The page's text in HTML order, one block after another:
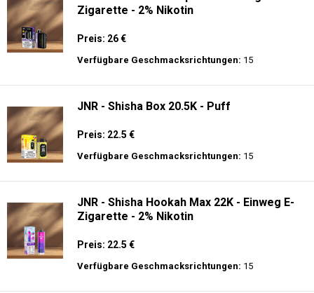
Zigarette - 2% Nikotin
Preis: 26 €
Verfügbare Geschmacksrichtungen: 15
JNR - Shisha Box 20.5K - Puff
Preis: 22.5 €
Verfügbare Geschmacksrichtungen: 15
JNR - Shisha Hookah Max 22K - Einweg E-
Zigarette - 2% Nikotin
Preis: 22.5 €
Verfügbare Geschmacksrichtungen: 15